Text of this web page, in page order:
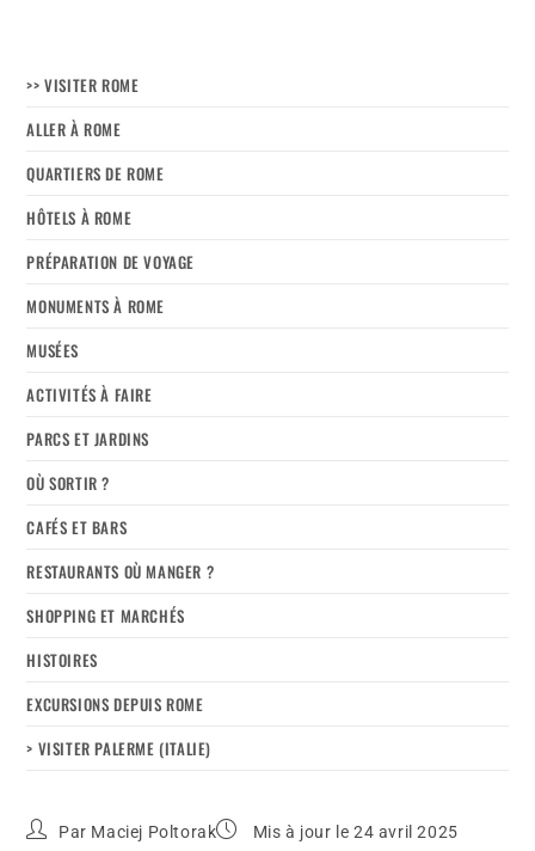
>> VISITER ROME
ALLER À ROME
QUARTIERS DE ROME
HÔTELS À ROME
PRÉPARATION DE VOYAGE
MONUMENTS À ROME
MUSÉES
ACTIVITÉS À FAIRE
PARCS ET JARDINS
OÙ SORTIR ?
CAFÉS ET BARS
RESTAURANTS OÙ MANGER ?
SHOPPING ET MARCHÉS
HISTOIRES
EXCURSIONS DEPUIS ROME
> VISITER PALERME (ITALIE)
Par Maciej Poltorak Mis à jour le 24 avril 2025